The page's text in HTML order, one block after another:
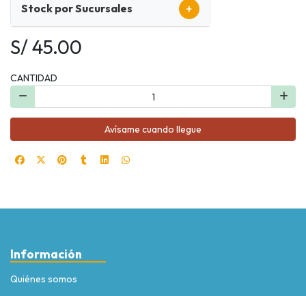
Stock por Sucursales +
S/ 45.00
CANTIDAD
Avísame cuando llegue
Información
Quiénes somos